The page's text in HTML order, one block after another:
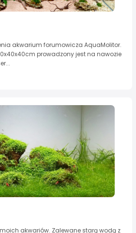
akwarium forumowicza AquaMolitor.
prowadzony jest na nawozie
akwariów. Zalewane starą wodą z